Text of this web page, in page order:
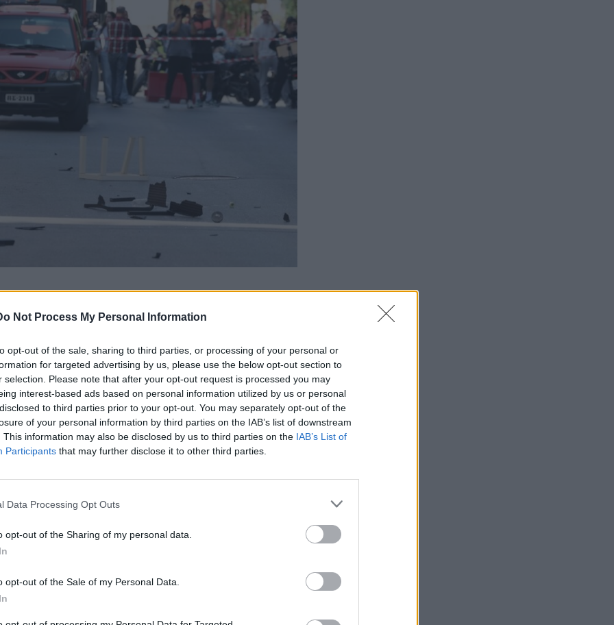
Not Process My Personal Information
opt-out of the sale, sharing to third parties, or processing of your personal or
for targeted advertising by us, please use the below opt-out section to
selection. Please note that after your opt-out request is processed you may
interest-based ads based on personal information utilized by us or personal
to third parties prior to your opt-out. You may separately opt-out of the
of your personal information by third parties on the IAB’s list of downstream
This information may also be disclosed by us to third parties on the IAB’s List of
Participants that may further disclose it to other third parties.
Data Processing Opt Outs
opt-out of the Sharing of my personal data.
opt-out of the Sale of my Personal Data.
μπαλκόνι του διαμερίσματός του, κινείτο νευρικά και
δημιουργώντας επικίνδυνες συνθήκες για τους